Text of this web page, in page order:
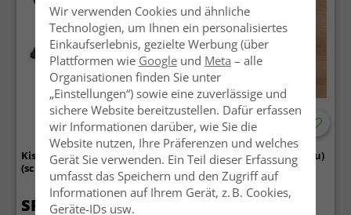
Kissenbezug - Andrea
(schwarz)
SFr. 22.99
-30%
Kissenbezug - Fringed (blau)
SFr. 11.99
Wir verwenden Cookies und ähnliche
Technologien, um Ihnen ein personalisiertes
Einkaufserlebnis, gezielte Werbung (über
Plattformen wie Googleund Meta – alle
Organisationen finden Sie unter
„Einstellungen“) sowie eine zuverlässige und
sichere Website bereitzustellen. Dafür erfassen
wir Informationen darüber, wie Sie die
Website nutzen, Ihre Präferenzen und welches
Gerät Sie verwenden. Ein Teil dieser Erfassung
umfasst das Speichern und den Zugriff auf
Informationen auf Ihrem Gerät, z. B. Cookies,
Geräte-IDs usw.